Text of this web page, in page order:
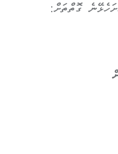
ގޮތްތަށް: